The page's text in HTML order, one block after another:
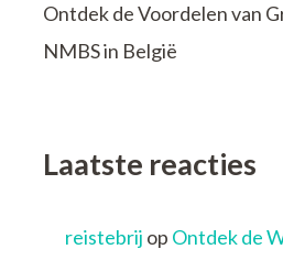
Ontdek de Voordelen van
NMBS in België
Laatste reacties
reistebrij op Ontdek de